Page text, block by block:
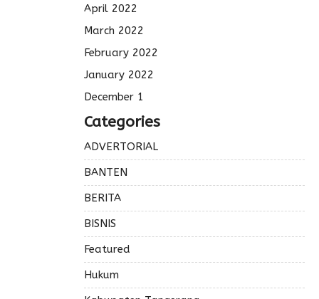
April 2022
March 2022
February 2022
January 2022
December 1
Categories
ADVERTORIAL
BANTEN
BERITA
BISNIS
Featured
Hukum